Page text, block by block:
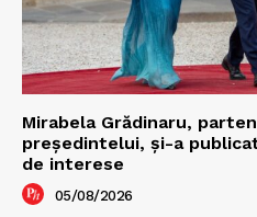
Mirabela Grădinaru,
președintelui, și-a
de interese
05/08/2026